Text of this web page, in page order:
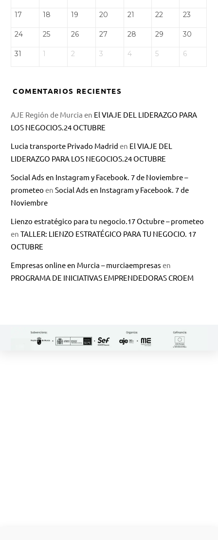
17 18 19 20 21 22 23
24 25 26 27 28 29 30
31 1 2 3 4 5 6
COMENTARIOS RECIENTES
AJE Región de Murcia en El VIAJE DEL LIDERAZGO PARA
LOS NEGOCIOS.24 OCTUBRE
Lucia transporte Privado Madrid en El VIAJE DEL
LIDERAZGO PARA LOS NEGOCIOS.24 OCTUBRE
Social Ads en Instagram y Facebook. 7 de Noviembre –
prometeo enSocial Ads en Instagram y Facebook. 7 de
Noviembre
Lienzo estratégico para tu negocio.17 Octubre – prometeo
enTALLER: LIENZO ESTRATÉGICO PARA TU NEGOCIO. 17
OCTUBRE
Empresas online en Murcia – murciaempresas en
PROGRAMA DE INICIATIVAS EMPRENDEDORAS CROEM